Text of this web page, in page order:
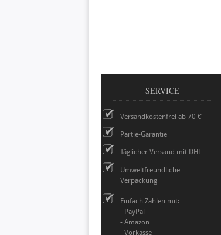
SERVICE
Versandkostenfrei ab 70 €
Partie-Garantie
Täglicher Versand mit DHL
Umweltfreundliche
Verpackung
Einfach Zahlen mit:
- PayPal
- Amazon
- Vorkasse